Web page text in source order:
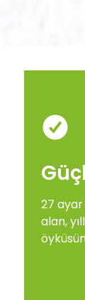
27 ayar
alan,